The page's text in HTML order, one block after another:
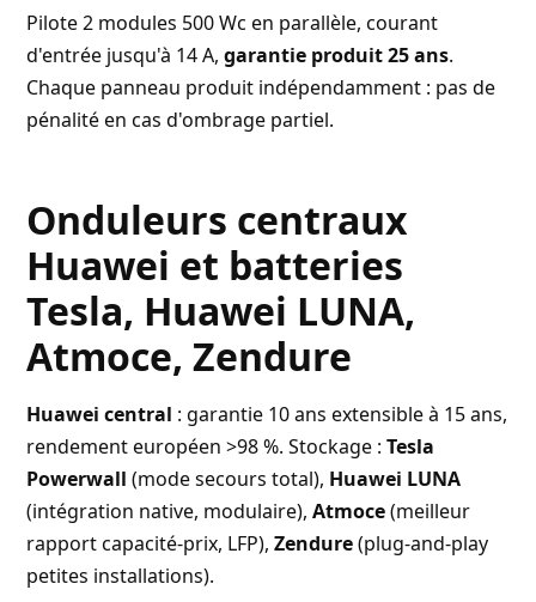
Pilote 2 modules 500 Wc en parallèle, courant
d'entrée jusqu'à 14 A,garantie produit 25 ans.
Chaque panneau produit indépendamment : pas de
pénalité en cas d'ombrage partiel.
Onduleurs centraux
Huawei et batteries
Tesla, Huawei LUNA,
Atmoce, Zendure
Huawei central : garantie 10 ans extensible à 15 ans,
rendement européen >98 %. Stockage :Tesla
Powerwall (mode secours total), Huawei LUNA
(intégration native, modulaire),Atmoce(meilleur
rapport capacité-prix, LFP),Zendure(plug-and-play
petites installations).